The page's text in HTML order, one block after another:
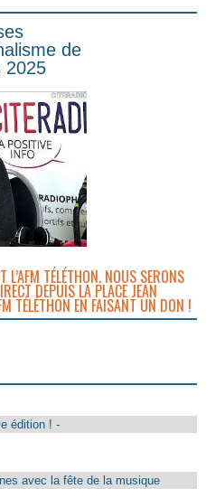
de
2025
TÉLÉTHON. NOUS SERONS
DEPUIS LA PLACE JEAN
TÉLÉTHON EN FAISANT UN DON !
édition ! -
avec la fête de la musique